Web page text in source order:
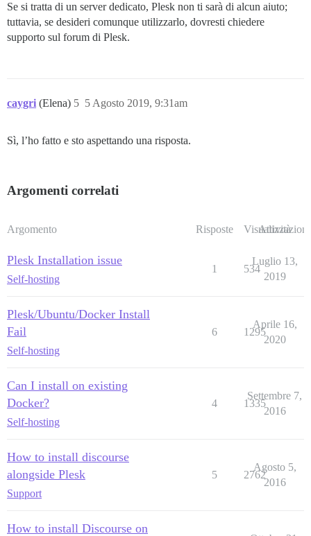
Se si tratta di un server dedicato, Plesk non ti sarà di alcun aiuto;
tuttavia, se desideri comunque utilizzarlo, dovresti chiedere
supporto sul forum di Plesk.
caygri (Elena) 5 Agosto 2019, 9:31am
5
Sì, l’ho fatto e sto aspettando una risposta.
Argomenti correlati
Argomento Risposte Visualizzazioni
Attività
Plesk Installation issue
Self-hosting
1 534
Luglio 13,
2019
Plesk/Ubuntu/Docker Install
Fail
Self-hosting
6 1295
Aprile 16,
2020
Can I install on existing
Docker?
Self-hosting
4 1335
Settembre 7,
2016
How to install discourse
alongside Plesk
Support
5 2762
Agosto 5,
2016
How to install Discourse on